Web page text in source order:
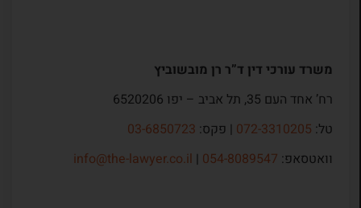
משרד עורכי דין ד”ר רן מובשוביץ
רח’ אחד העם 35, תל אביב – יפו 6520206
טל: 072-3310205| פקס: 03-6850723
וואטסאפ: 054-8089547
|
info@the-lawyer.co.il